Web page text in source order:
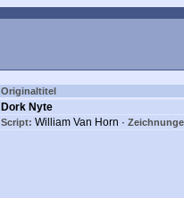
Originaltitel
Dork Nyte
Script: William Van Horn ·